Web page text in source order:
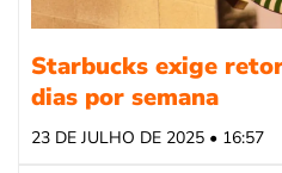
Starbucks exige
dias por semana
23 DE JULHO DE 2025 • 16:57